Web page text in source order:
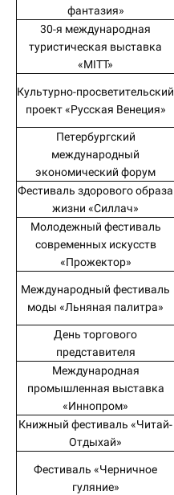
фантазия»
30-я международная
туристическая выставка
«MITT»
Культурно-просветительский
проект «Русская Венеция»
Петербургский
международный
экономический форум
Фестиваль здорового образа
жизни «Силлач»
Молодежный фестиваль
современных искусств
«Прожектор»
Международный фестиваль
моды «Льняная палитра»
День торгового
представителя
Международная
промышленная выставка
«Иннопром»
Книжный фестиваль «Читай-
Отдыхай»
Фестиваль «Черничное
гуляние»